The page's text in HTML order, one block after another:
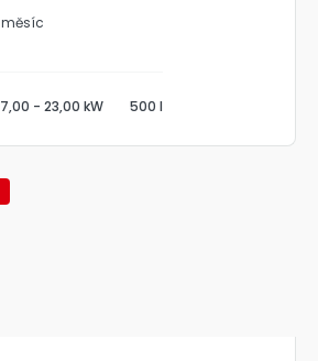
7,00 - 23,00 kW 500 l